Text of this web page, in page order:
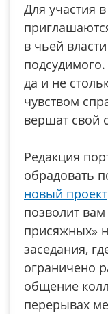
Для участия
в чьей
подсудимого.
да и не
чувством
вершат свой
Редакция
обрадовать
новый проект
позволит вам
присяжных»
заседания,
ограничено
общение
перерывах